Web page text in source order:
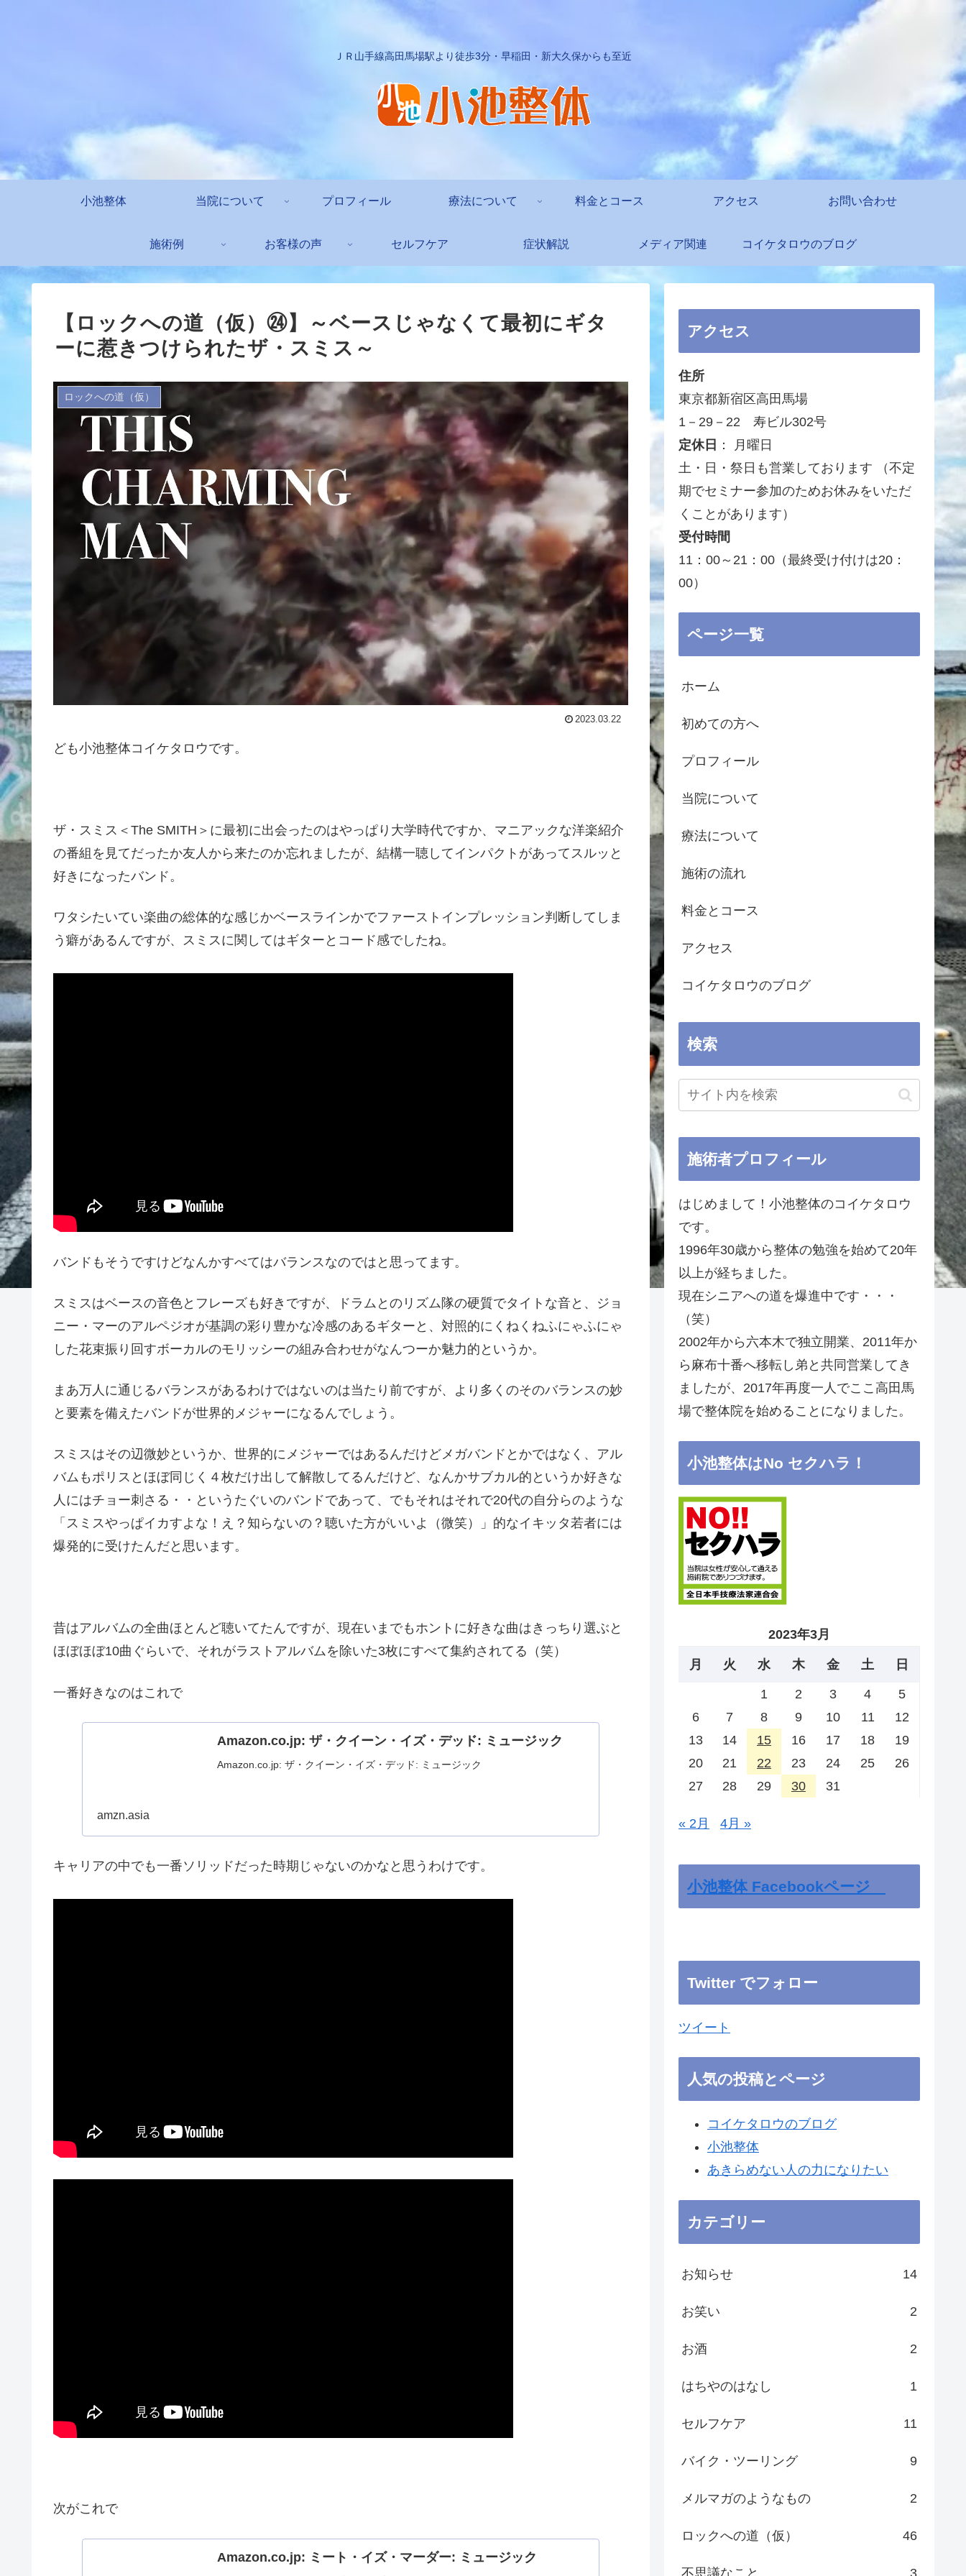
ＪＲ山手線高田馬場駅より徒歩3分・早稲田・新大久保からも至近
小池整体 当院について プロフィール 療法について 料金とコース アクセス お問い合わせ
施術例 お客様の声 セルフケア 症状解説 メディア関連 コイケタロウのブログ
【ロックへの道（仮）㉔】～ベースじゃなくて最初にギタ
ーに惹きつけられたザ・スミス～
ロックへの道（仮）
2023.03.22
ども小池整体コイケタロウです。
ザ・スミス＜The SMITH＞に最初に出会ったのはやっぱり大学時代ですか、マニアックな洋楽紹介
の番組を見てだったか友人から来たのか忘れましたが、結構一聴してインパクトがあってスルッと
好きになったバンド。
ワタシたいてい楽曲の総体的な感じかベースラインかでファーストインプレッション判断してしま
う癖があるんですが、スミスに関してはギターとコード感でしたね。
バンドもそうですけどなんかすべてはバランスなのではと思ってます。
スミスはベースの音色とフレーズも好きですが、ドラムとのリズム隊の硬質でタイトな音と、ジョ
ニー・マーのアルペジオが基調の彩り豊かな冷感のあるギターと、対照的にくねくねふにゃふにゃ
した花束振り回すボーカルのモリッシーの組み合わせがなんつーか魅力的というか。
まあ万人に通じるバランスがあるわけではないのは当たり前ですが、より多くのそのバランスの妙
と要素を備えたバンドが世界的メジャーになるんでしょう。
スミスはその辺微妙というか、世界的にメジャーではあるんだけどメガバンドとかではなく、アル
バムもポリスとほぼ同じく４枚だけ出して解散してるんだけど、なんかサブカル的というか好きな
人にはチョー刺さる・・というたぐいのバンドであって、でもそれはそれで20代の自分らのような
「スミスやっぱイカすよな！え？知らないの？聴いた方がいいよ（微笑）」的なイキッタ若者には
爆発的に受けたんだと思います。
昔はアルバムの全曲ほとんど聴いてたんですが、現在いまでもホントに好きな曲はきっちり選ぶと
ほぼほぼ10曲ぐらいで、それがラストアルバムを除いた3枚にすべて集約されてる（笑）
一番好きなのはこれで
Amazon.co.jp: ザ・クイーン・イズ・デッド: ミュージック
Amazon.co.jp: ザ・クイーン・イズ・デッド: ミュージック
amzn.asia
キャリアの中でも一番ソリッドだった時期じゃないのかなと思うわけです。
次がこれで
Amazon.co.jp: ミート・イズ・マーダー: ミュージック
アクセス
住所
東京都新宿区高田馬場
1－29－22 寿ビル302号
定休日 ： 月曜日
土・日・祭日も営業しております （不定
期でセミナー参加のためお休みをいただ
くことがあります）
受付時間
11：00～21：00（最終受け付けは20：
00）
ページ一覧
ホーム
初めての方へ
プロフィール
当院について
療法について
施術の流れ
料金とコース
アクセス
コイケタロウのブログ
検索
施術者プロフィール
はじめまして！小池整体のコイケタロウ
です。
1996年30歳から整体の勉強を始めて20年
以上が経ちました。
現在シニアへの道を爆進中です・・・
（笑）
2002年から六本木で独立開業、2011年か
ら麻布十番へ移転し弟と共同営業してき
ましたが、2017年再度一人でここ高田馬
場で整体院を始めることになりました。
小池整体はNo セクハラ！
2023年3月
月 火 水 木 金 土 日
1 2 3 4
5
6
7 8 9 10 11
12
13
14 15 16 17 18
19
20
21 22 23 24 25
26
27
28 29 30 31
« 2月 4月 »
小池整体 Facebookページ
Twitter でフォロー
ツイート
人気の投稿とページ
コイケタロウのブログ
小池整体
あきらめない人の力になりたい
カテゴリー
お知らせ 14
お笑い 2
お酒 2
はちやのはなし 1
セルフケア 11
バイク・ツーリング 9
メルマガのようなもの 2
ロックへの道（仮） 46
不思議なこと 3